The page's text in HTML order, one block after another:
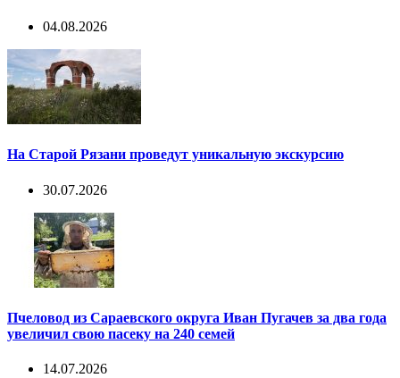
04.08.2026
На Старой Рязани проведут уникальную экскурсию
30.07.2026
Пчеловод из Сараевского округа Иван Пугачев за два года
увеличил свою пасеку на 240 семей
14.07.2026